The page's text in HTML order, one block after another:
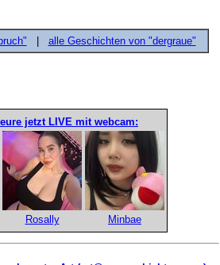
alle Geschichten von "dergraue"
jetzt LIVE mit webcam:
Rosally Minbae